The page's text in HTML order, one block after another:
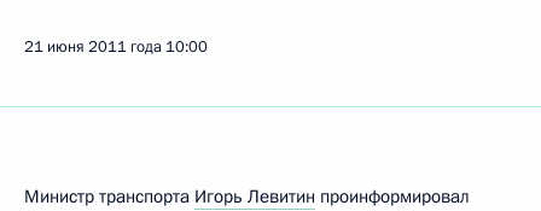
21 июня 2011 года 10:00
Министр транспорта Игорь Левитин проинформировал